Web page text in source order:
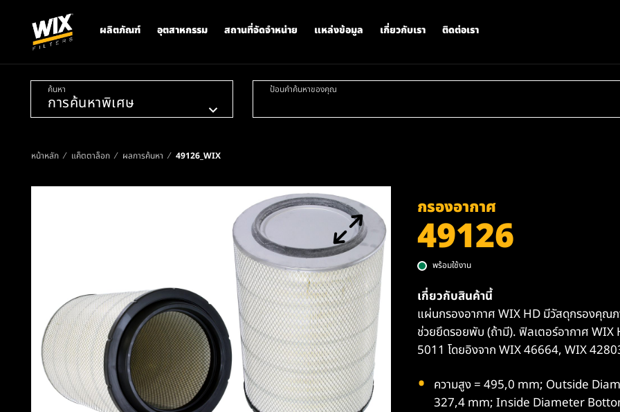
ผลิตภัณฑ์ อุตสาหกรรม สถานที่จัดจำหน่าย แหล่งข้อมูล เกี่ยวกับเรา ติดต่อเรา
ค้นหา ป้อนคำค้นหาของคุณ
หน้าหลัก แค็ตตาล็อก ผลการค้นหา 49126_WIX
กรองอากาศ
49126
พร้อมใช้งาน
เกี่ยวกับสินค้านี้
แผ่นกรองอากาศ WIX HD มีวัสดุกรองคุณ
ช่วยยึดรอยพับ (ถ้ามี). ฟิลเตอร์อากาศ
5011 โดยอิงจาก WIX 46664, WIX
ความสูง = 495,0 mm; Outside
327,4 mm; Inside Diameter